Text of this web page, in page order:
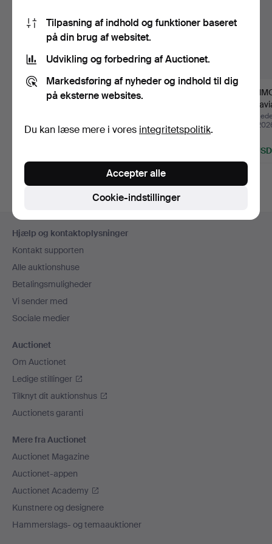
NATBORD, et par, art
jun 2026
KOMMODE, "Mast 9",
maj 2026
maj
32 USD
Sidefodsnavigation
Hjælp og kontaktoplysninger
Kontakt supporten
Alle auktionshuse
Betalingsmuligheder
Vi sender med
Sociale medier
Auctionet
Om Auctionet
Ledige stillinger
Tilknyt dit auktionshus
Auctionets garanti
Mere fra Auctionet
Auctionet Magazine
Auctionet-appen
Auctionet Academy
Kunstnere og designere
Hammerslags- og temaauktioner
Tilpasning af indhold og funktioner baseret
på din brug af websitet.
Udvikling og forbedring af Auctionet.
Markedsføring af nyheder og indhold til dig
på eksterne websites.
Du kan læse mere i vores integritetspolitik.
Cookie-indstillinger
Accepter alle